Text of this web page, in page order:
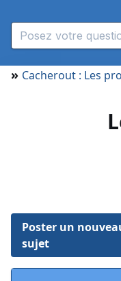
» Cacherout : Les
Poster un
sujet